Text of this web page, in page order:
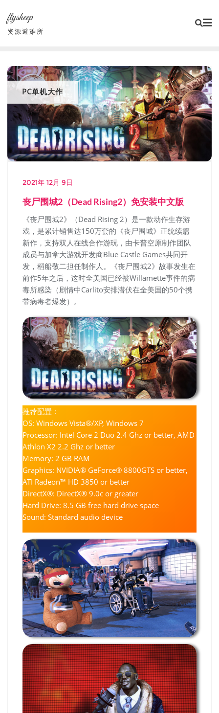
content
flysheep
资源避难所
PC单机大作
2021年 12月 9日
丧尸围城2（Dead Rising2）免安装中文版
《丧尸围城2》（Dead Rising 2）是一款动作生存游
戏，是累计销售达150万套的《丧尸围城》正统续篇
新作，支持双人在线合作游玩，由卡普空原制作团队
成员与加拿大游戏开发商Blue Castle Games共同开
发，稻船敬二担任制作人。《丧尸围城2》故事发生在
前作5年之后，这时全美国已经被Willamette事件的病
毒所感染（剧情中Carlito安排潜伏在全美国的50个携
带病毒者爆发）。
推荐配置：
OS: Windows Vista®/XP, Windows 7
Processor: Intel Core 2 Duo 2.4 Ghz or better, AMD
Athlon X2 2.2 Ghz or better
Memory: 2 GB RAM
Graphics: NVIDIA® GeForce® 8800GTS or better,
ATI Radeon™ HD 3850 or better
DirectX®: DirectX® 9.0c or greater
Hard Drive: 8.5 GB free hard drive space
Sound: Standard audio device